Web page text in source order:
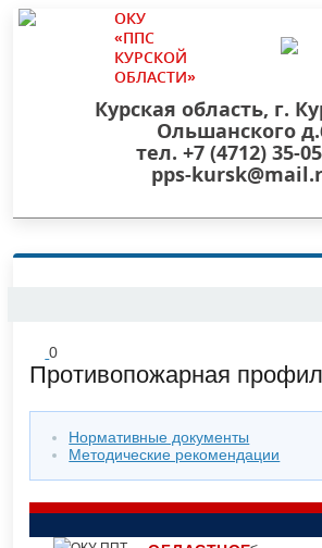
ОКУ
«ППС
КУРСКОЙ
ОБЛАСТИ»
Курская область, г.
Ольшанского
тел. +7 (4712) 35-
pps-
0
Противопожарная
Нормативные документы
Методические рекомендации